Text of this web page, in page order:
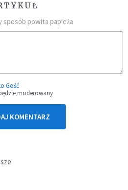
sposób powita papieża
Gość
moderowany
KOMENTARZ